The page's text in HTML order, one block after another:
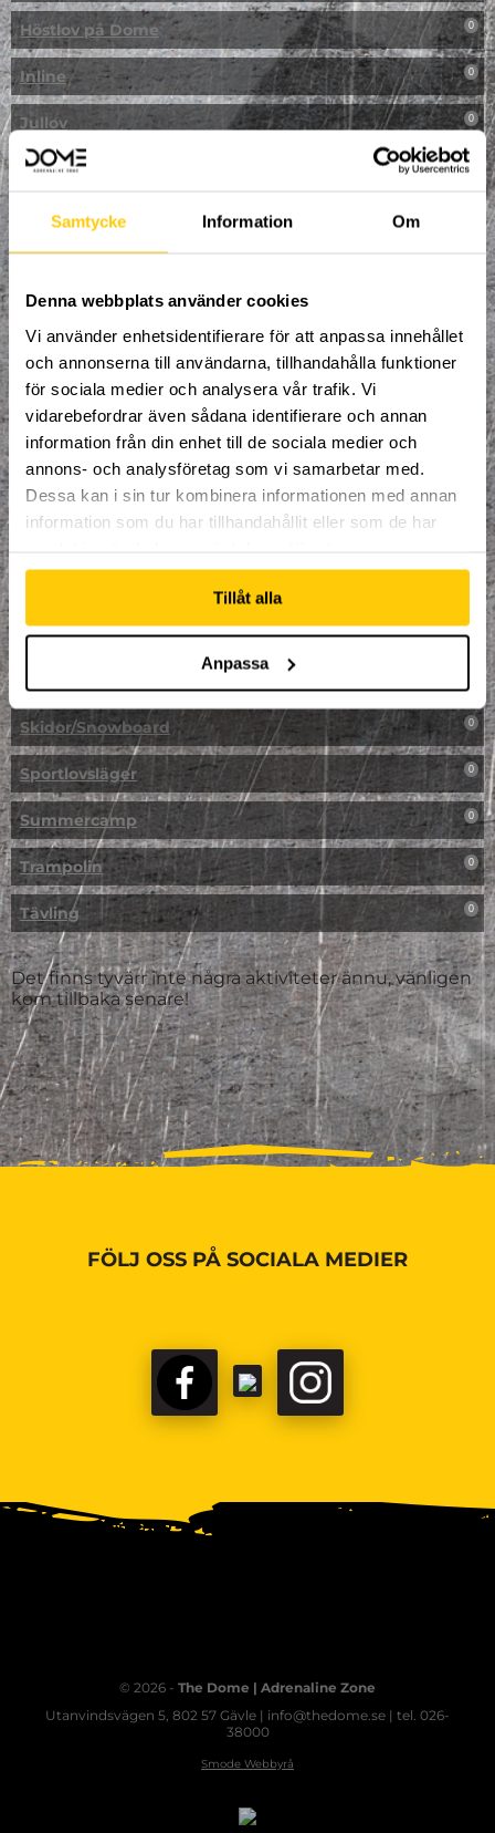
Samtycke Information Om
Denna webbplats använder cookies
Vi använder enhetsidentifierare för att anpassa innehållet
och annonserna till användarna, tillhandahålla funktioner
för sociala medier och analysera vår trafik. Vi
vidarebefordrar även sådana identifierare och annan
information från din enhet till de sociala medier och
annons- och analysföretag som vi samarbetar med.
Dessa kan i sin tur kombinera informationen med annan
information som du har tillhandahållit eller som de har
Tillåt alla
Anpassa
Höstlov på Dome 0
Inline 0
Jullov 0
Kampanj 0
Kickbike
Klättring
LAN
Multisport
Mässa
NPF-Träning
Påsklovsläger
Skidor/Snowboard 0
Sportlovsläger 0
Summercamp 0
Trampolin 0
Tävling 0
Det finns tyvärr inte några aktiviteter ännu, vänligen
kom tillbaka senare!
FÖLJ OSS PÅ SOCIALA MEDIER
© 2026 - The Dome | Adrenaline Zone
Utanvindsvägen 5, 802 57 Gävle | info@thedome.se | tel. 026-
38000
Smode Webbyrå